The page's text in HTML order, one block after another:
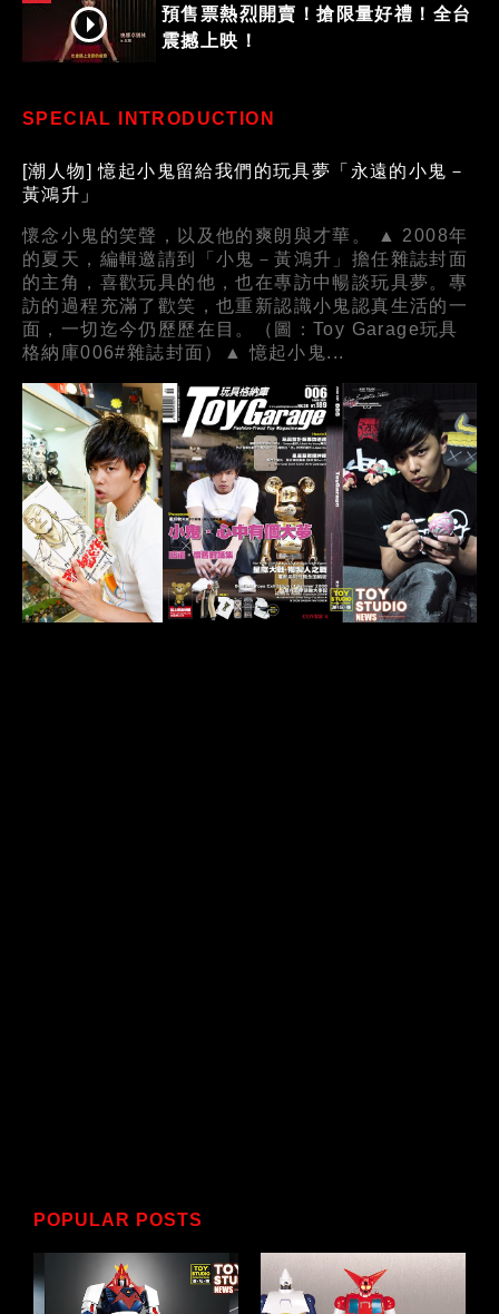
預售票熱烈開賣！搶限量好禮！全台
震撼上映！
SPECIAL INTRODUCTION
[潮人物] 憶起小鬼留給我們的玩具夢「永遠的小鬼－
黃鴻升」
懷念小鬼的笑聲，以及他的爽朗與才華。 ▲ 2008年
的夏天，編輯邀請到「小鬼－黃鴻升」擔任雜誌封面
的主角，喜歡玩具的他，也在專訪中暢談玩具夢。專
訪的過程充滿了歡笑，也重新認識小鬼認真生活的一
面，一切迄今仍歷歷在目。（圖：Toy Garage玩具
格納庫006#雜誌封面）▲ 憶起小鬼...
POPULAR POSTS